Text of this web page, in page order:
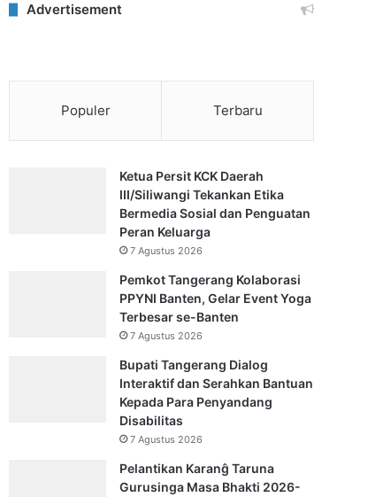
Advertisement
Populer Terbaru
Ketua Persit KCK Daerah
III/Siliwangi Tekankan Etika
Bermedia Sosial dan Penguatan
Peran Keluarga
7 Agustus 2026
Pemkot Tangerang Kolaborasi
PPYNI Banten, Gelar Event Yoga
Terbesar se-Banten
7 Agustus 2026
Bupati Tangerang Dialog
Interaktif dan Serahkan Bantuan
Kepada Para Penyandang
Disabilitas
7 Agustus 2026
Pelantikan Karanĝ Taruna
Gurusinga Masa Bhakti 2026-